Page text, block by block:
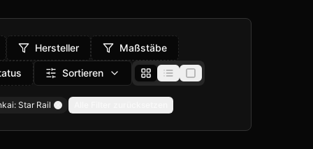
Hersteller Maßstäbe
Sortieren
Star Rail
Remove filter